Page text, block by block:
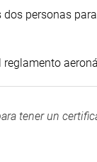
personas
tener un